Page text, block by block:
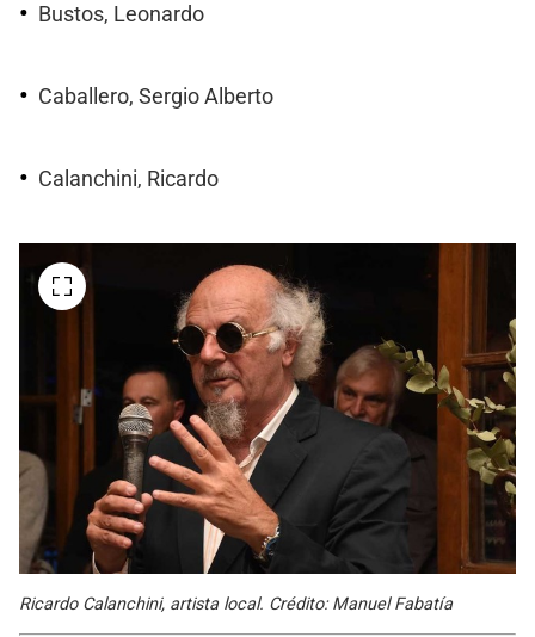
Bustos, Leonardo
Caballero, Sergio Alberto
Calanchini, Ricardo
Ricardo Calanchini, artista local. Crédito: Manuel Fabatía